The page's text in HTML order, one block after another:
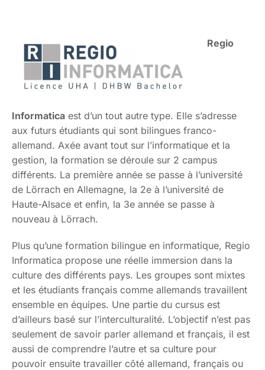
Regio
Informatica est d’un tout autre type. Elle s’adresse
aux futurs étudiants qui sont bilingues franco-
allemand. Axée avant tout sur l’informatique et la
gestion, la formation se déroule sur 2 campus
différents. La première année se passe à l’université
de Lörrach en Allemagne, la 2e à l’université de
Haute-Alsace et enfin, la 3e année se passe à
nouveau à Lörrach.
Plus qu’une formation bilingue en informatique, Regio
Informatica propose une réelle immersion dans la
culture des différents pays. Les groupes sont mixtes
et les étudiants français comme allemands travaillent
ensemble en équipes. Une partie du cursus est
d’ailleurs basé sur l’interculturalité. L’objectif n’est pas
seulement de savoir parler allemand et français, il est
aussi de comprendre l’autre et sa culture pour
pouvoir ensuite travailler côté allemand, français ou